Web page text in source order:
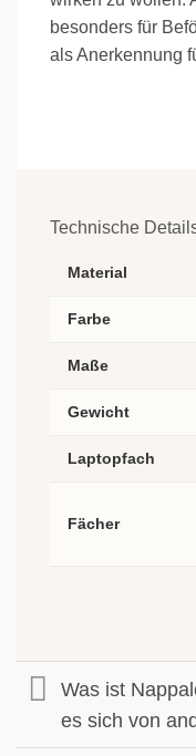
besonders für
als Anerkennung
Technische
Material
Farbe
Maße
Gewicht
Laptopfach
Fächer
Was ist
es sich von